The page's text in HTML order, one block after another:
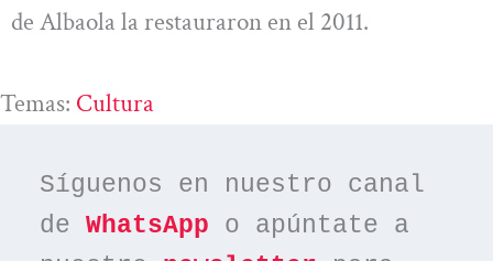
de Albaola la restauraron en el 2011.
Temas: Cultura
Síguenos en nuestro canal
de WhatsApp o apúntate a